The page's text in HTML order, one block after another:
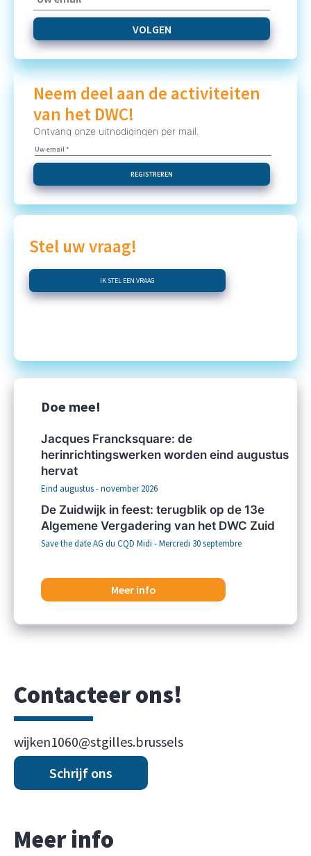
Neem deel aan de activiteiten
van het DWC!
Ontvang onze uitnodigingen per mail.
REGISTREREN
Stel uw vraag!
IK STEL EEN VRAAG
Doe mee!
Jacques Francksquare: de
herinrichtingswerken worden eind augustus
hervat
Eind augustus - november 2026
De Zuidwijk in feest: terugblik op de 13e
Algemene Vergadering van het DWC Zuid
Save the date AG du CQD Midi - Mercredi 30 septembre
Meer info
Contacteer ons!
wijken1060@stgilles.brussels
Schrijf ons
Meer info